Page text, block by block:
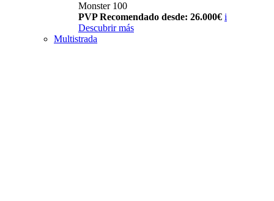
Monster 100
PVP Recomendado desde: 26.000€ i
Descubrir más
Multistrada